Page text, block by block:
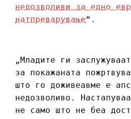
недозволиви за едно
натпреварување“.
„Младите ги
за покажаната
што го доживеавме е
недозволиво.
не само што не беа